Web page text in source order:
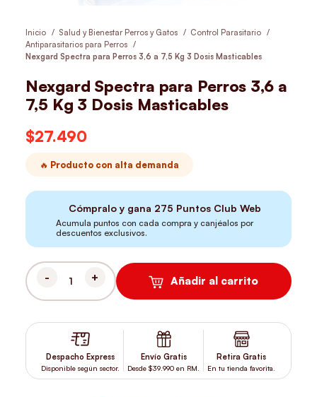
Inicio Salud y Bienestar Perros y Gatos
Control Parasitario
Antiparasitarios para Perros
Nexgard Spectra para Perros 3,6 a 7,5 Kg 3 Dosis Masticables
Nexgard Spectra para Perros 3,6 a
7,5 Kg 3 Dosis Masticables
$27.490
🔥 Producto con alta demanda
Cómpralo y gana 275 Puntos Club Web
Acumula puntos con cada compra y canjéalos por
descuentos exclusivos.
NEXGARD SPECTRA PARA PERROS 3,6 A 7,5 KG 3 DOSIS
Añadir al carrito
Despacho Express
Disponible según sector.
Envío Gratis
Desde $39.990 en RM.
Retira Gratis
En tu tienda favorita.